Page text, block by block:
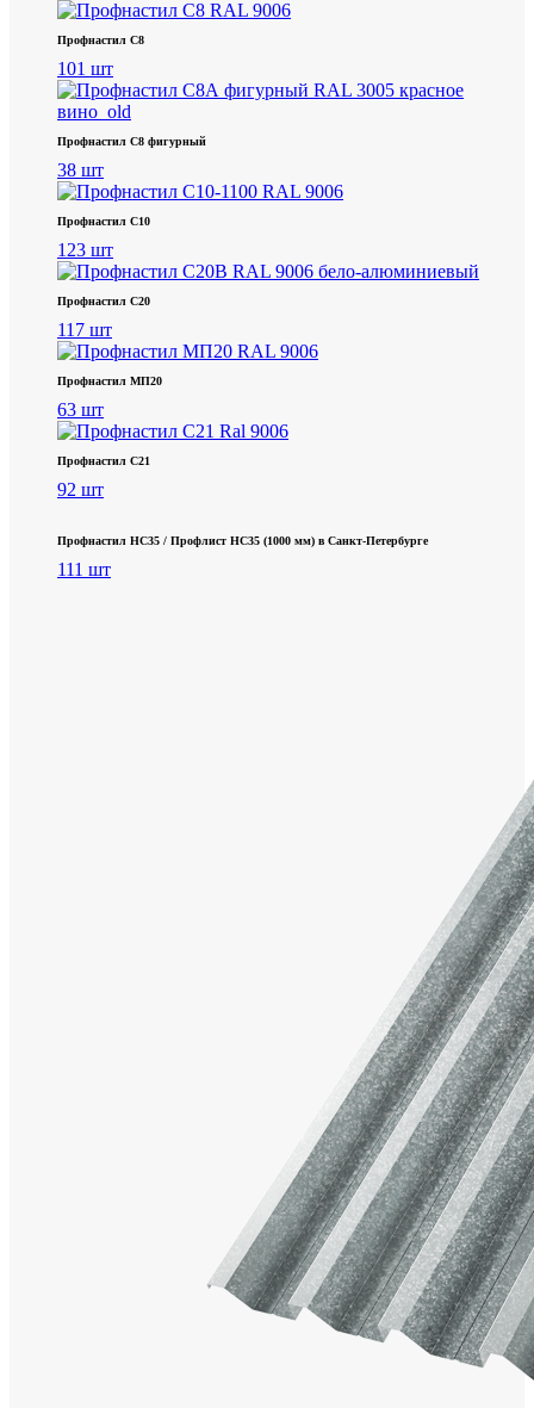
Профнастил С8
101 шт
Профнастил С8 фигурный
38 шт
Профнастил С10
123 шт
Профнастил С20
117 шт
Профнастил МП20
63 шт
Профнастил С21
92 шт
Профнастил НС35 / Профлист НС35 (1000 мм) в Санкт‑Петербурге
111 шт